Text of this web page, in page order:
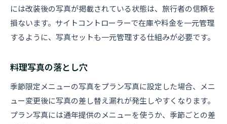
には改装後の写真が掲載されている状態は、旅行者の信頼を
損ないます。サイトコントローラーで在庫や料金を一元管理
するように、写真セットも一元管理する仕組みが必要です。
料理写真の落とし穴
季節限定メニューの写真をプラン写真に設定した場合、メニ
ュー変更後に写真の差し替え漏れが発生しやすくなります。
プラン写真には通年提供のメニューを使うか、季節ごとの差